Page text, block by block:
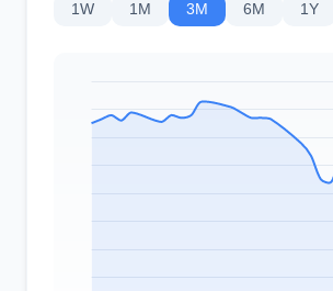
1W 1M 3M 6M 1Y